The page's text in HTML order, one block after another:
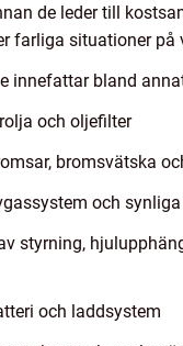
de leder till
farliga situationer på
innefattar bland
och oljefilter
bromsvätska
och
styrning,
och laddsystem